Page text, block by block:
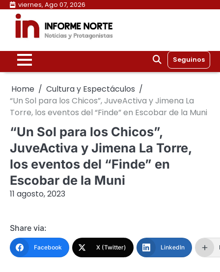
Skip
content
viernes, Ago 07, 2026
Seguinos
Home
Cultura y Espectáculos
“Un Sol para los Chicos”, JuveActiva y Jimena La
Torre, los eventos del “Finde” en Escobar de la Muni
“Un Sol para los Chicos”,
JuveActiva y Jimena La Torre,
los eventos del “Finde” en
Escobar de la Muni
11 agosto, 2023
Share via:
Facebook X (Twitter) LinkedIn